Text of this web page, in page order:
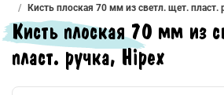
Кисть плоская 70 мм из светл. щет. пласт.
Кисть плоская 70 мм из
пласт. ручка, Hipex